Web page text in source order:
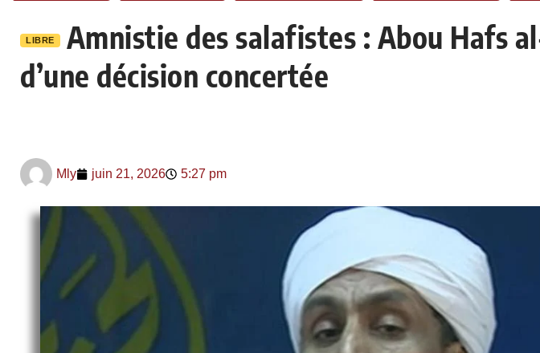
LIBRE
Amnistie des salafistes : Abou Hafs
d’une décision concertée
Mly juin 21, 2026 5:27 pm